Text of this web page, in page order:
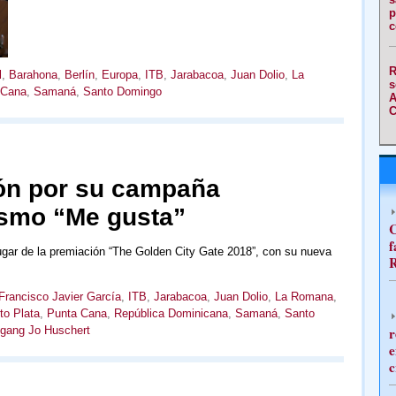
Barahona, Berlín, Europa, ITB Jarabacoa, Juan Dolio, La
, Samaná, Santo Domingo
por su campaña
“Me gusta”
de la premiación “The Golden City Gate 2018”, con su nueva
Javier García, ITB Jarabacoa, Juan Dolio, La Romana,
Plata, Punta Cana, República Dominicana, Samaná, Santo
Jo Huschert